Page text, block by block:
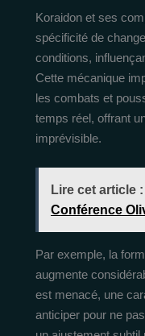
Koraidon et ses
spécificité de
conditions,
Cette mécanique
les combats et
temps réel, offrant
imprévisible.
Lire cet article :
Conférence
Par exemple, la
augmente
est menacé, une
anticiper pour ne